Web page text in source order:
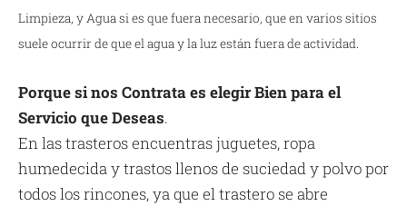
Limpieza, y Agua si es que fuera necesario, que en varios sitios
suele ocurrir de que el agua y la luz están fuera de actividad.
Porque si nos Contrata es elegir Bien para el
Servicio que Deseas.
En las trasteros encuentras juguetes, ropa
humedecida y trastos llenos de suciedad y polvo por
todos los rincones, ya que el trastero se abre